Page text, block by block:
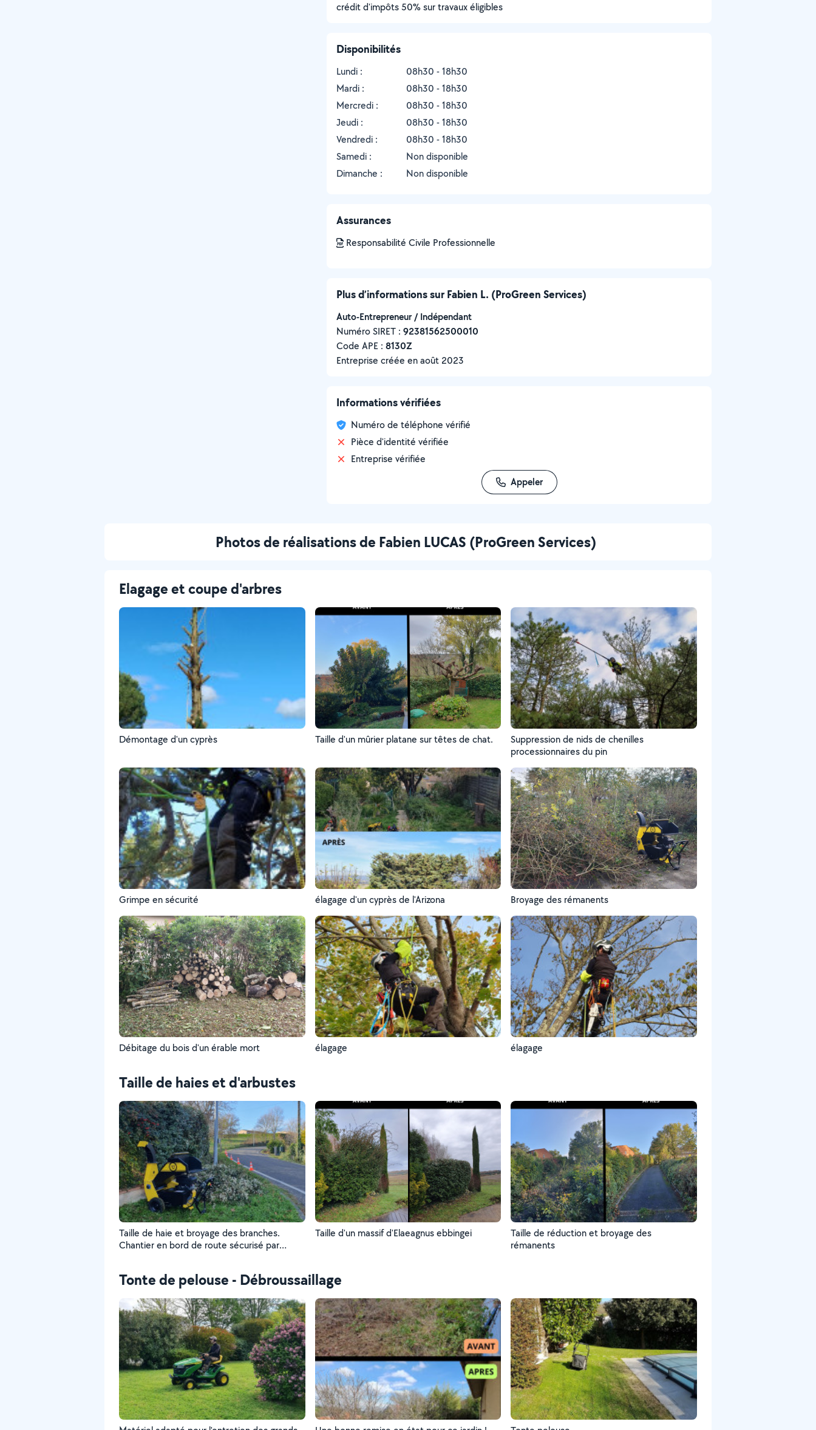
crédit d'impôts 50% sur travaux éligibles
Disponibilités
Lundi :
08h30 - 18h30
Mardi :
08h30 - 18h30
Mercredi :
08h30 - 18h30
Jeudi :
08h30 - 18h30
Vendredi :
08h30 - 18h30
Samedi :
Non disponible
Dimanche :
Non disponible
Assurances
Responsabilité Civile Professionnelle
Plus d’informations sur Fabien L. (ProGreen Services)
Auto-Entrepreneur / Indépendant
Numéro SIRET : ‍92381562500010
Code APE : 8130Z
Entreprise créée enaoût 2023
Informations vérifiées
Numéro de téléphone vérifié
Pièce d'identité vérifiée
Entreprise vérifiée
Appeler
Photos de réalisations de Fabien LUCAS (ProGreen Services)
Elagage et coupe d'arbres
Démontage d'un cyprès Taille d'un mûrier platane sur têtes de chat.
Suppression de nids de chenilles
processionnaires du pin
Grimpe en sécurité élagage d'un cyprès de l'Arizona Broyage des rémanents
Débitage du bois d'un érable mort élagage élagage
Taille de haies et d'arbustes
Taille de haie et broyage des branches.
Chantier en bord de route sécurisé par
Taille d'un massif d'Elaeagnus ebbingei
Taille de réduction et broyage des
rémanents
Tonte de pelouse - Débroussaillage